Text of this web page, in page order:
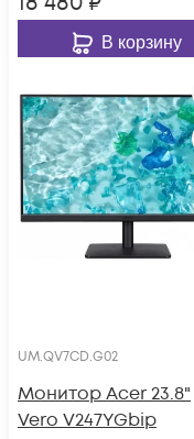
В корзину
UM.QV7CD.G02
Монитор Acer 23.8"
Vero V247YGbip